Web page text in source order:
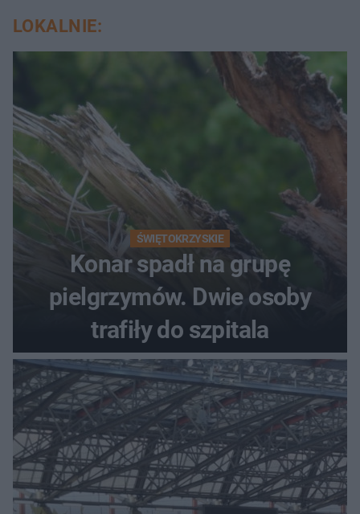
LOKALNIE:
ŚWIĘTOKRZYSKIE
Konar spadł na grupę
pielgrzymów. Dwie osoby
trafiły do szpitala